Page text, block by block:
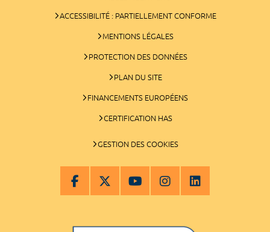
ACCESSIBILITÉ : PARTIELLEMENT CONFORME
MENTIONS LÉGALES
PROTECTION DES DONNÉES
PLAN DU SITE
FINANCEMENTS EUROPÉENS
CERTIFICATION HAS
GESTION DES COOKIES